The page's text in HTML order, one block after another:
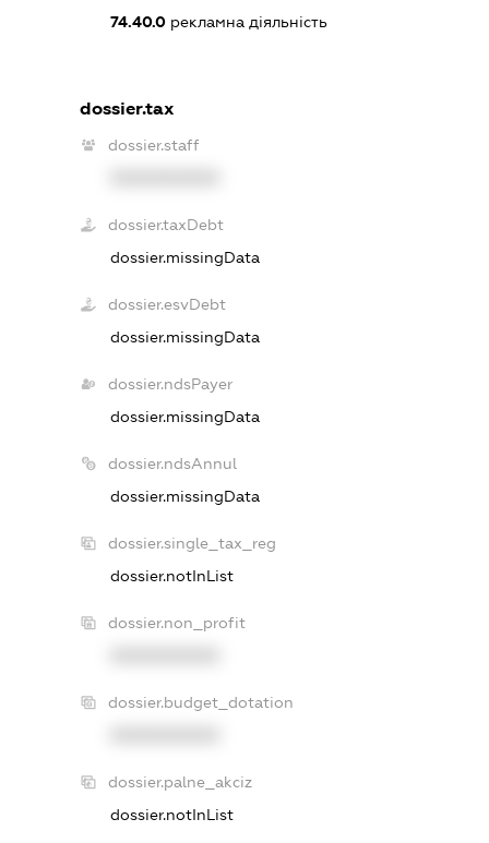
74.40.0 рекламна діяльність
dossier.tax
dossier.staff
dossier.taxDebt
dossier.missingData
dossier.esvDebt
dossier.missingData
dossier.ndsPayer
dossier.missingData
dossier.ndsAnnul
dossier.missingData
dossier.single_tax_reg
dossier.notInList
dossier.non_profit
dossier.budget_dotation
dossier.palne_akciz
dossier.notInList